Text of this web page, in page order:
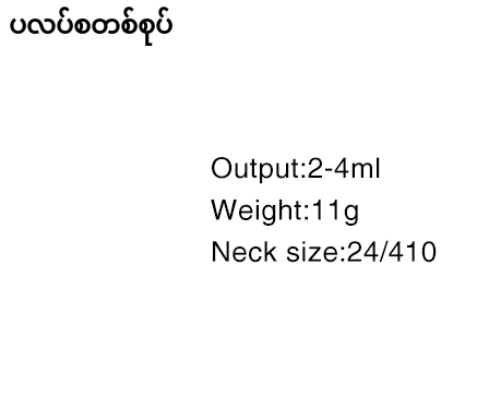
ပလပ်စတစ်စုပ်